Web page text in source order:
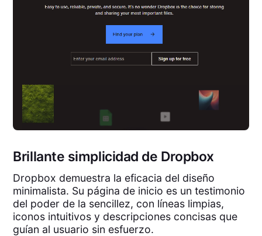
Brillante simplicidad de Dropbox
Dropbox demuestra la eficacia del diseño
minimalista. Su página de inicio es un testimonio
del poder de la sencillez, con líneas limpias,
iconos intuitivos y descripciones concisas que
guían al usuario sin esfuerzo.